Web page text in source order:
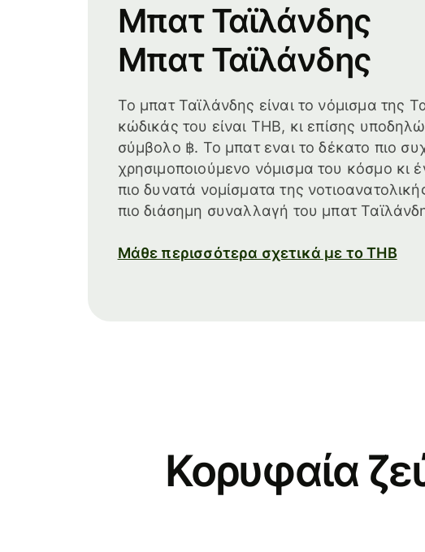
Μπατ Ταϊλάνδης
Μπατ Ταϊλάνδης
Το μπατ Ταϊλάνδης είναι το νόμισμα της
κώδικάς του είναι THB, κι επίσης
σύμβολο ฿. Το μπατ εναι το δέκατο πιο
χρησιμοποιούμενο νόμισμα του κόσμο κι
πιο δυνατά νομίσματα της
πιο διάσημη συναλλαγή του μπατ
Μάθε περισσότερα σχετικά με το THB
Κορυφαία